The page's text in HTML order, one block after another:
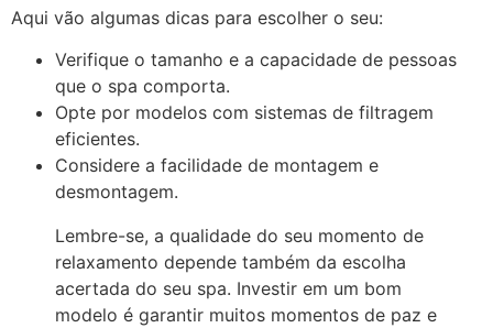
Aqui vão algumas dicas para escolher o seu:
Verifique o tamanho e a capacidade de pessoas
que o spa comporta.
Opte por modelos com sistemas de filtragem
eficientes.
Considere a facilidade de montagem e
desmontagem.
Lembre-se, a qualidade do seu momento de
relaxamento depende também da escolha
acertada do seu spa. Investir em um bom
modelo é garantir muitos momentos de paz e